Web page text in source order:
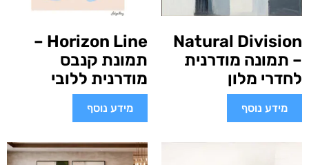
Natural Division
– תמונה מודרנית
לחדרי מלון
מידע נוסף
Horizon Line –
תמונת קנבס
מודרנית ללובי
מידע נוסף